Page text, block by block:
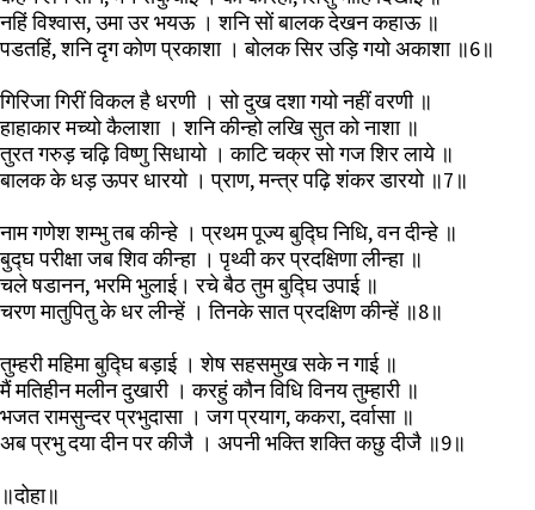
नहिं विश्वास, उमा उर भयऊ । शनि सों बालक देखन कहाऊ ॥
पडतहिं, शनि दृग कोण प्रकाशा । बोलक सिर उड़ि गयो अकाशा ॥6॥
गिरिजा गिरीं विकल है धरणी । सो दुख दशा गयो नहीं वरणी ॥
हाहाकार मच्यो कैलाशा । शनि कीन्हो लखि सुत को नाशा ॥
तुरत गरुड़ चढ़ि विष्णु सिधायो । काटि चक्र सो गज शिर लाये ॥
बालक के धड़ ऊपर धारयो । प्राण, मन्त्र पढ़ि शंकर डारयो ॥7॥
नाम गणेश शम्भु तब कीन्हे । प्रथम पूज्य बुद्घि निधि, वन दीन्हे ॥
बुद्घ परीक्षा जब शिव कीन्हा । पृथ्वी कर प्रदक्षिणा लीन्हा ॥
चले षडानन, भरमि भुलाई। रचे बैठ तुम बुद्घि उपाई ॥
चरण मातुपितु के धर लीन्हें । तिनके सात प्रदक्षिण कीन्हें ॥8॥
तुम्हरी महिमा बुद्घि बड़ाई । शेष सहसमुख सके न गाई ॥
मैं मतिहीन मलीन दुखारी । करहुं कौन विधि विनय तुम्हारी ॥
भजत रामसुन्दर प्रभुदासा । जग प्रयाग, ककरा, दर्वासा ॥
अब प्रभु दया दीन पर कीजै । अपनी भक्ति शक्ति कछु दीजै ॥9॥
॥दोहा॥